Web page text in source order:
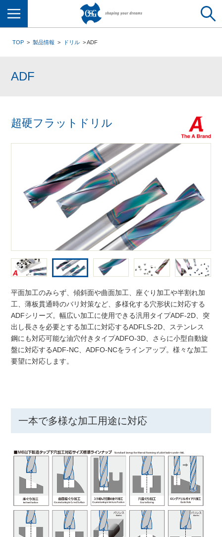
TOP 製品情報 ドリル ADF
ADF
超硬フラットドリル
平面加工のみらず、傾斜面や曲面加工、座ぐり加工や半割れ加
工、薄板貫通時のバリ対策など、多様化する穴形状に対応する
ADFシリーズ。幅広い加工に使用できる汎用タイプADF-2D、突
出し長さを必要とする加工に対応するADFLS-2D、ステンレス
鋼にも対応可能な油穴付きタイプADFO-3D、さらに小型自動旋
盤に対応するADF-NC、ADFO-NCをラインアップ。様々な加工
要望に対応します。
一本で多様な加工用途に対応